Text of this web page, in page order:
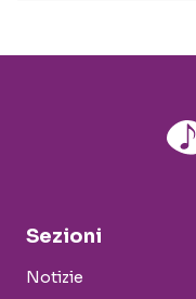
Sezioni
Notizie